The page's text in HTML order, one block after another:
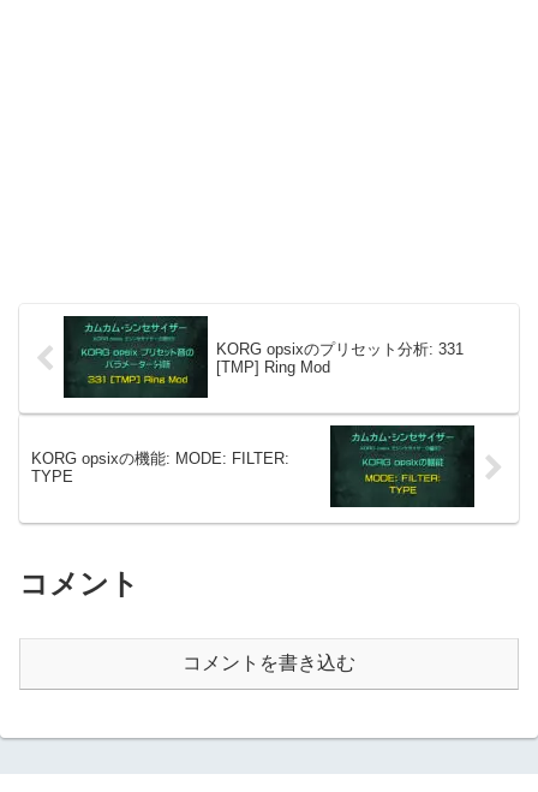
KORG opsixのプリセット分析: 331
[TMP] Ring Mod
KORG opsixの機能: MODE: FILTER:
TYPE
コメント
コメントを書き込む